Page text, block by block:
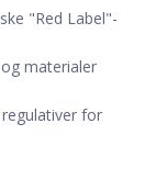
"Red Label"-
materialer
for